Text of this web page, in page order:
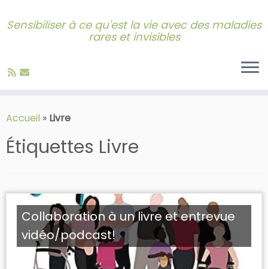
to
Sensibiliser à ce qu'est la vie avec des maladies
rares et invisibles
Accueil » Livre
Étiquettes Livre
Collaboration à un livre et entrevue
vidéo/podcast!